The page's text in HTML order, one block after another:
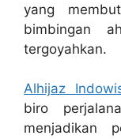
yang
bimbingan
tergoyahkan.
Alhijaz
biro
menjadikan